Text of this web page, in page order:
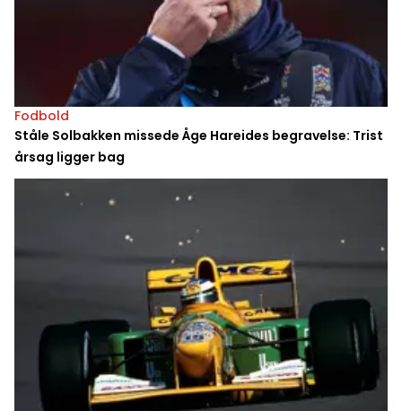
Fodbold
Ståle Solbakken missede Åge Hareides begravelse: Trist
årsag ligger bag